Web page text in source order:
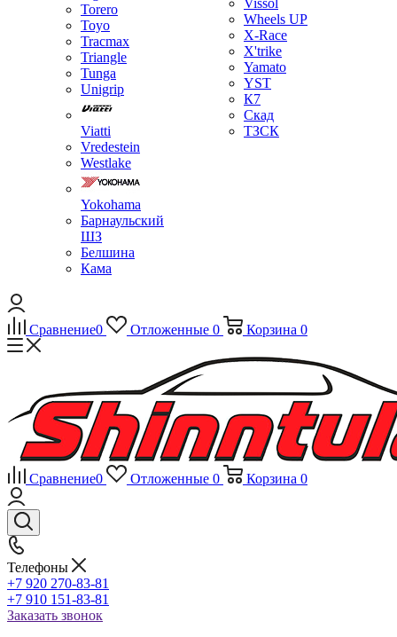
Torero
Toyo
Tracmax
Triangle
Tunga
Unigrip
Viatti
Vredestein
Westlake
Yokohama
Барнаульский
ШЗ
Белшина
Кама
Vissol
Wheels UP
X-Race
X'trike
Yamato
YST
К7
Скад
ТЗСК
Сравнение0 Отложенные 0 Корзина 0
Сравнение0 Отложенные 0 Корзина 0
Телефоны
+7 920 270-83-81
+7 910 151-83-81
Заказать звонок